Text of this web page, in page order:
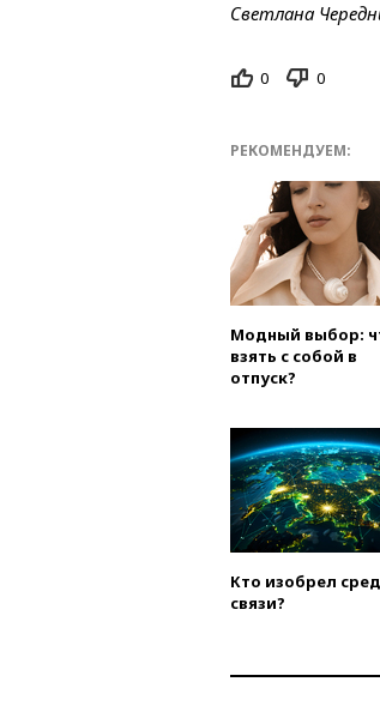
Светлана
0 0
РЕКОМЕНДУЕМ:
Модный выбор:
взять с собой в
отпуск?
Кто изобрел
связи?